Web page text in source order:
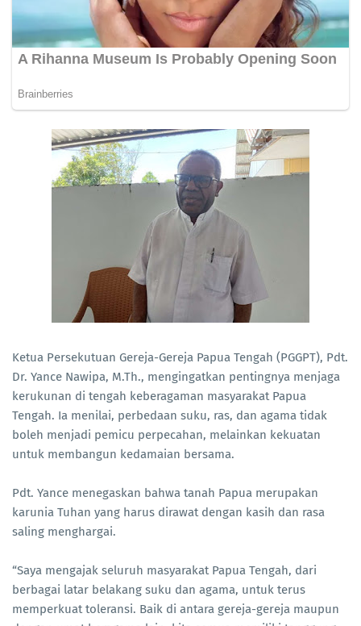
Ketua Persekutuan Gereja-Gereja Papua Tengah (PGGPT), Pdt.
Dr. Yance Nawipa, M.Th., mengingatkan pentingnya menjaga
kerukunan di tengah keberagaman masyarakat Papua
Tengah. Ia menilai, perbedaan suku, ras, dan agama tidak
boleh menjadi pemicu perpecahan, melainkan kekuatan
untuk membangun kedamaian bersama.
Pdt. Yance menegaskan bahwa tanah Papua merupakan
karunia Tuhan yang harus dirawat dengan kasih dan rasa
saling menghargai.
“Saya mengajak seluruh masyarakat Papua Tengah, dari
berbagai latar belakang suku dan agama, untuk terus
memperkuat toleransi. Baik di antara gereja-gereja maupun